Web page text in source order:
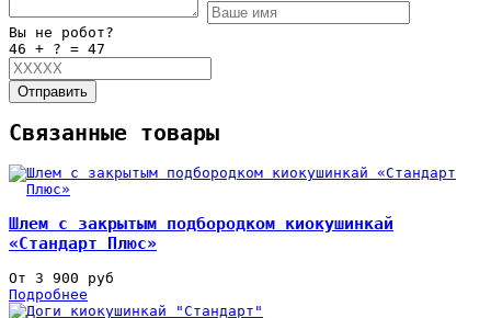
Вы не робот?
46 + ? = 47
Отправить
Связанные товары
Шлем с закрытым подбородком киокушинкай
«Стандарт Плюс»
От 3 900 руб
Подробнее